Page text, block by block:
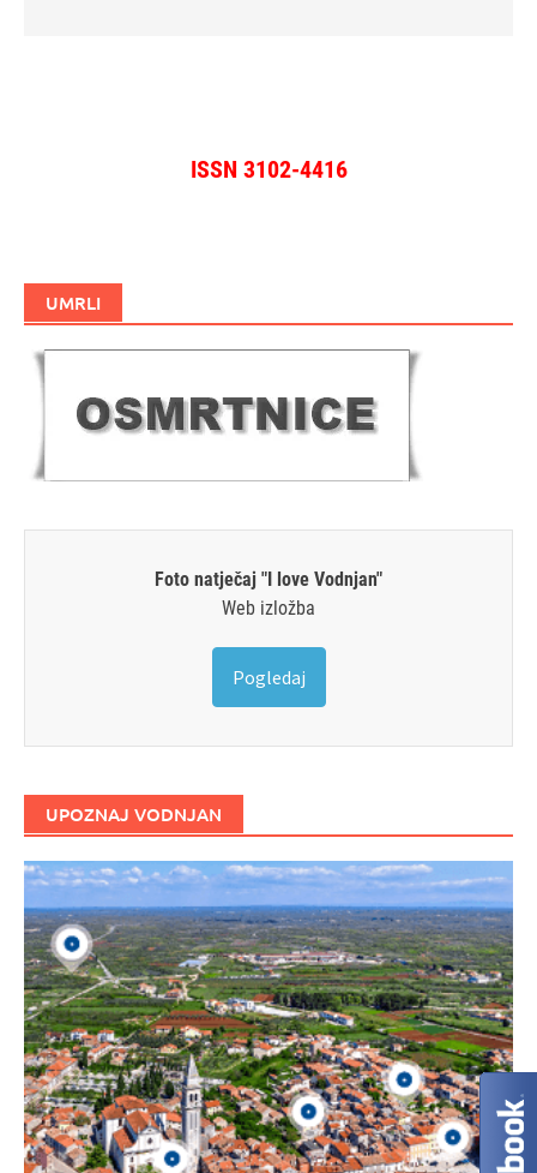
ISSN 3102-4416
UMRLI
Foto natječaj "I love Vodnjan"
Web izložba
Pogledaj
UPOZNAJ VODNJAN